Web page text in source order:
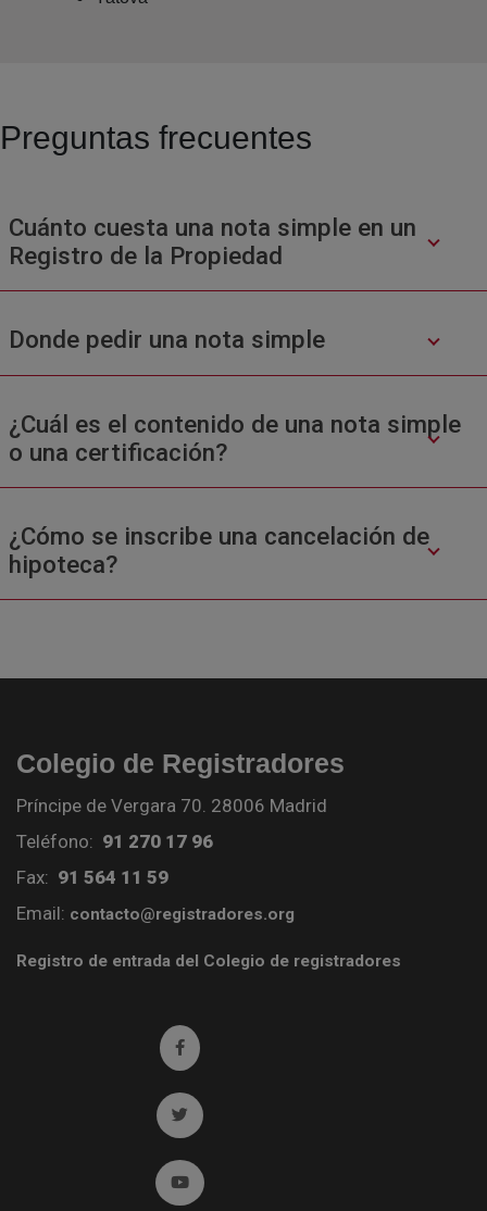
Preguntas frecuentes
Cuánto cuesta una nota simple en un
Registro de la Propiedad
Donde pedir una nota simple
¿Cuál es el contenido de una nota simple
o una certificación?
¿Cómo se inscribe una cancelación de
hipoteca?
Colegio de Registradores
Príncipe de Vergara 70. 28006 Madrid
Teléfono: 91 270 17 96
Fax: 91 564 11 59
Email: contacto@registradores.org
Registro de entrada del Colegio de registradores
Ir a facebook (abre en ventana nueva)
Ir a twitter (abre en ventana nueva)
Ir a YouTube (abre en ventana nueva)